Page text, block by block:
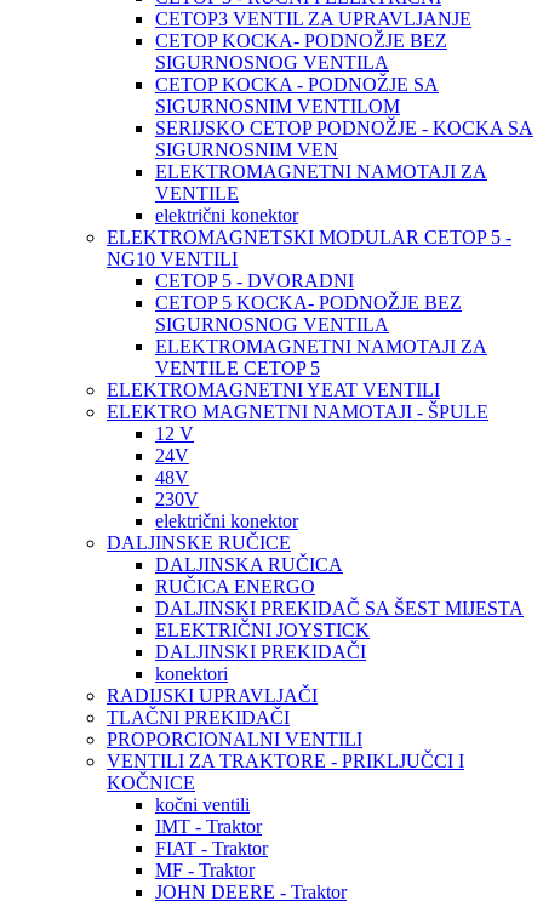
CETOP3 VENTIL ZA UPRAVLJANJE
CETOP KOCKA- PODNOŽJE BEZ
SIGURNOSNOG VENTILA
CETOP KOCKA - PODNOŽJE SA
SIGURNOSNIM VENTILOM
SERIJSKO CETOP PODNOŽJE - KOCKA SA
SIGURNOSNIM VEN
ELEKTROMAGNETNI NAMOTAJI ZA
VENTILE
električni konektor
ELEKTROMAGNETSKI MODULAR CETOP 5 -
NG10 VENTILI
CETOP 5 - DVORADNI
CETOP 5 KOCKA- PODNOŽJE BEZ
SIGURNOSNOG VENTILA
ELEKTROMAGNETNI NAMOTAJI ZA
VENTILE CETOP 5
ELEKTROMAGNETNI YEAT VENTILI
ELEKTRO MAGNETNI NAMOTAJI - ŠPULE
12 V
24V
48V
230V
električni konektor
DALJINSKE RUČICE
DALJINSKA RUČICA
RUČICA ENERGO
DALJINSKI PREKIDAČ SA ŠEST MIJESTA
ELEKTRIČNI JOYSTICK
DALJINSKI PREKIDAČI
konektori
RADIJSKI UPRAVLJAČI
TLAČNI PREKIDAČI
PROPORCIONALNI VENTILI
VENTILI ZA TRAKTORE - PRIKLJUČCI I
KOČNICE
kočni ventili
IMT - Traktor
FIAT - Traktor
MF - Traktor
JOHN DEERE - Traktor